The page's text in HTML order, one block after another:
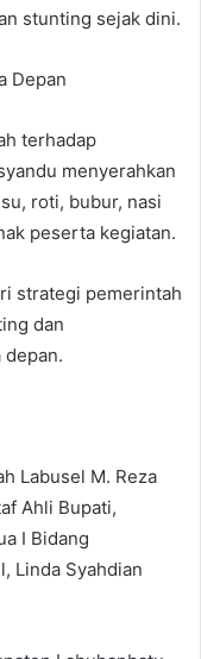
stunting sejak dini.
Depan
terhadap
menyerahkan
roti, bubur, nasi
peserta kegiatan.
strategi pemerintah
dan
depan.
Labusel M. Reza
Ahli Bupati,
I Bidang
Linda Syahdian